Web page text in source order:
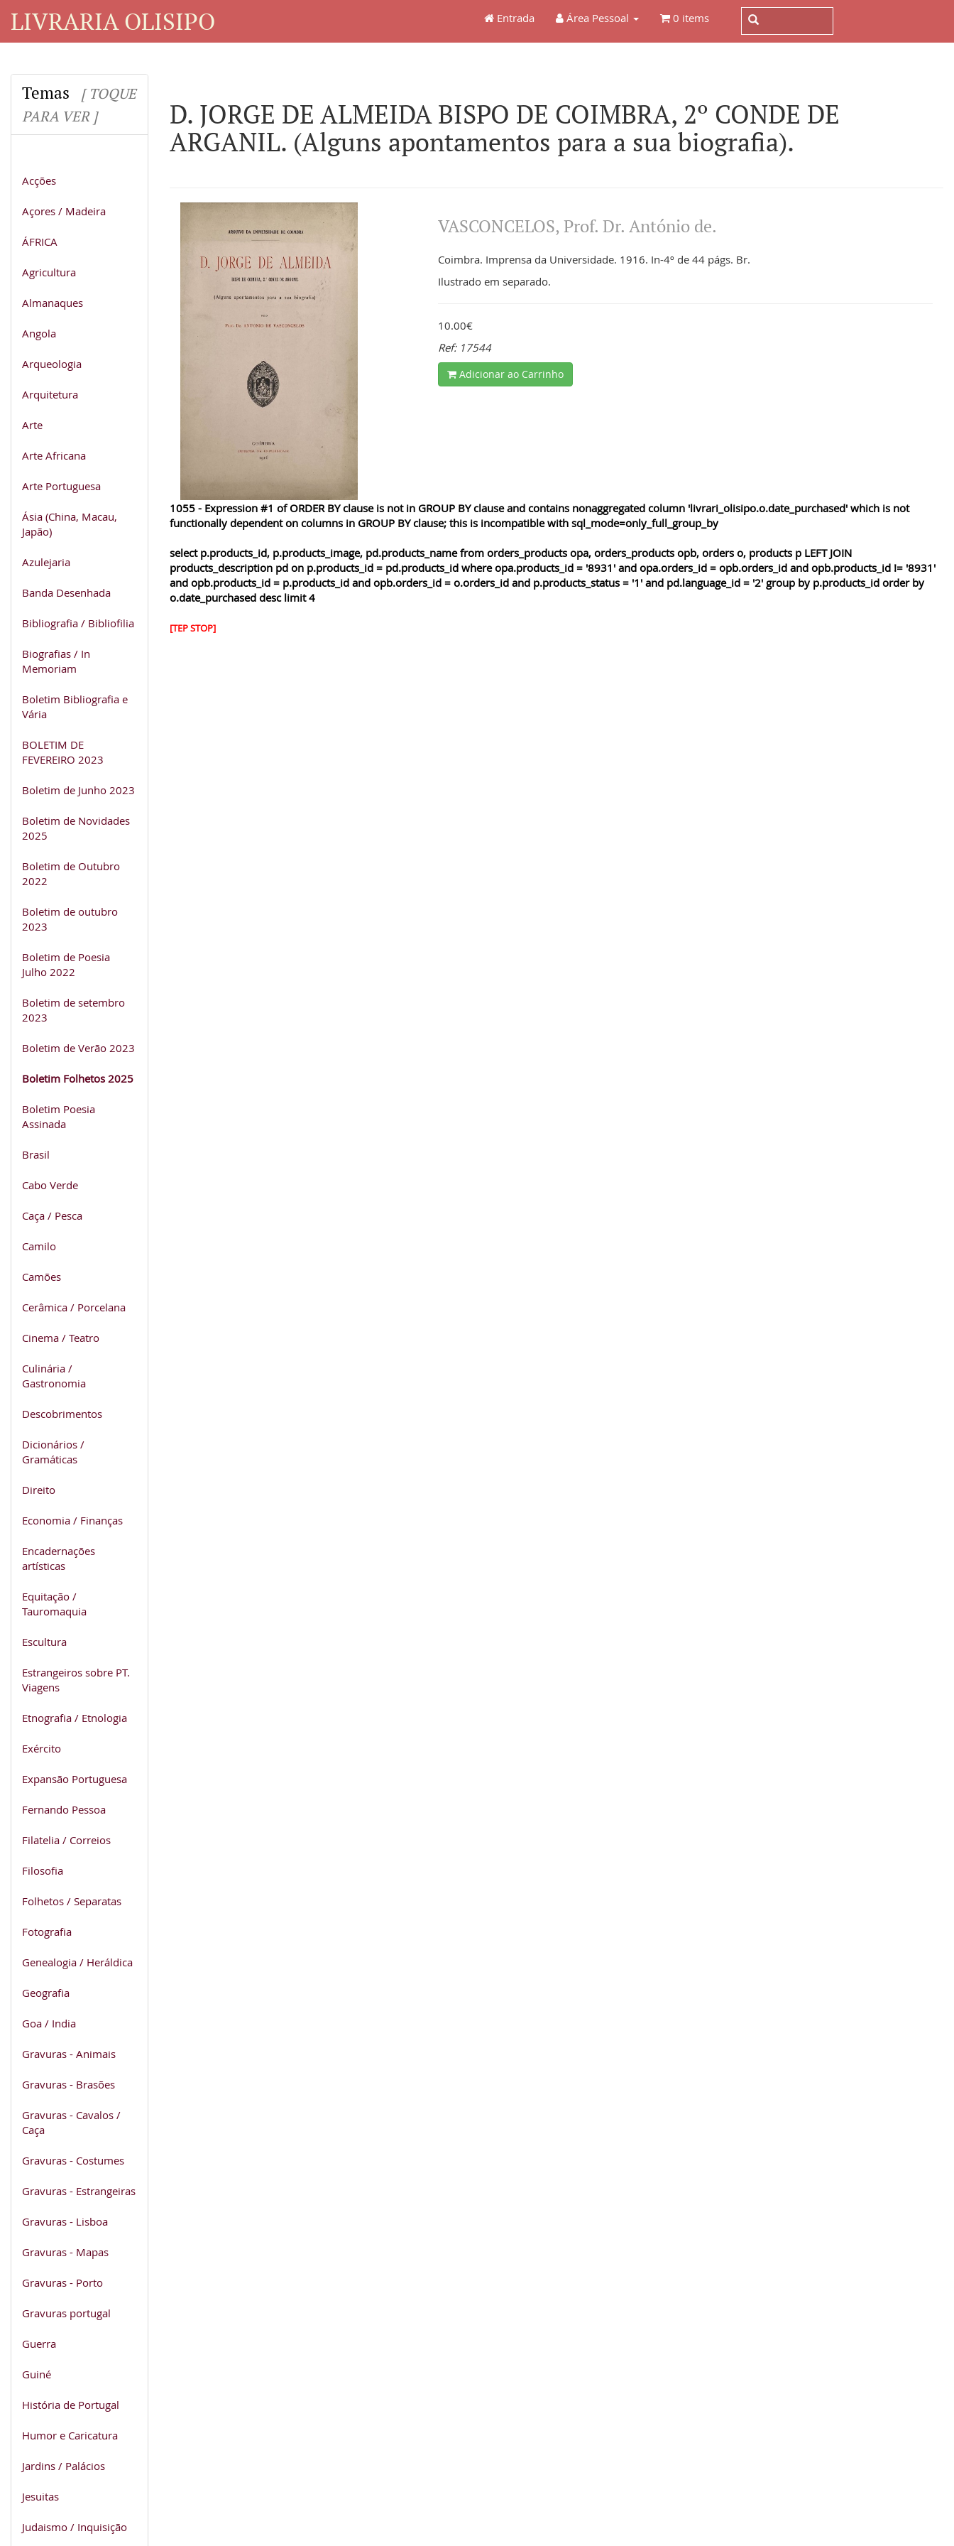
LIVRARIA OLISIPO Entrada Área Pessoal 0 items
Temas
[ TOQUE
PARA VER ]
Acções
Açores / Madeira
ÁFRICA
Agricultura
Almanaques
Angola
Arqueologia
Arquitetura
Arte
Arte Africana
Arte Portuguesa
Ásia (China, Macau,
Japão)
Azulejaria
Banda Desenhada
Bibliografia / Bibliofilia
Biografias / In
Memoriam
Boletim Bibliografia e
Vária
BOLETIM DE
FEVEREIRO 2023
Boletim de Junho 2023
Boletim de Novidades
2025
Boletim de Outubro
2022
Boletim de outubro
2023
Boletim de Poesia
Julho 2022
Boletim de setembro
2023
Boletim de Verão 2023
Boletim Folhetos 2025
Boletim Poesia
Assinada
Brasil
Cabo Verde
Caça / Pesca
Camilo
Camões
Cerâmica / Porcelana
Cinema / Teatro
Culinária /
Gastronomia
Descobrimentos
Dicionários /
Gramáticas
Direito
Economia / Finanças
Encadernações
artísticas
Equitação /
Tauromaquia
Escultura
Estrangeiros sobre PT.
Viagens
Etnografia / Etnologia
Exército
Expansão Portuguesa
Fernando Pessoa
Filatelia / Correios
Filosofia
Folhetos / Separatas
Fotografia
Genealogia / Heráldica
Geografia
Goa / India
Gravuras - Animais
Gravuras - Brasões
Gravuras - Cavalos /
Caça
Gravuras - Costumes
Gravuras - Estrangeiras
Gravuras - Lisboa
Gravuras - Mapas
Gravuras - Porto
Gravuras portugal
Guerra
Guiné
História de Portugal
Humor e Caricatura
Jardins / Palácios
Jesuitas
Judaismo / Inquisição
D. JORGE DE ALMEIDA BISPO DE COIMBRA, 2º CONDE DE
ARGANIL. (Alguns apontamentos para a sua biografia).
VASCONCELOS, Prof. Dr. António de.
Coimbra. Imprensa da Universidade. 1916. In-4º de 44 págs. Br.
Ilustrado em separado.
10.00€
Ref: 17544
Adicionar ao Carrinho
1055 - Expression #1 of ORDER BY clause is not in GROUP BY clause and contains nonaggregated column 'livrari_olisipo.o.date_purchased' which is not
functionally dependent on columns in GROUP BY clause; this is incompatible with sql_mode=only_full_group_by
select p.products_id, p.products_image, pd.products_name from orders_products opa, orders_products opb, orders o, products p LEFT JOIN
products_description pd on p.products_id = pd.products_id where opa.products_id = '8931' and opa.orders_id = opb.orders_id and opb.products_id != '8931'
and opb.products_id = p.products_id and opb.orders_id = o.orders_id and p.products_status = '1' and pd.language_id = '2' group by p.products_id order by
o.date_purchased desc limit 4
[TEP STOP]